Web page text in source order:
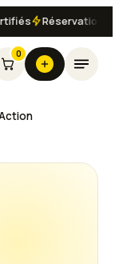
Réservation
0